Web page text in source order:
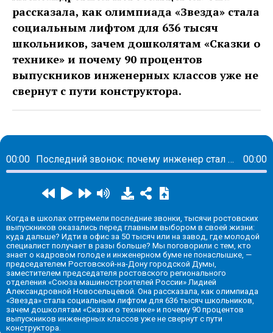
рассказала, как олимпиада «Звезда» стала
социальным лифтом для 636 тысяч
школьников, зачем дошколятам «Сказки о
технике» и почему 90 процентов
выпускников инженерных классов уже не
свернут с пути конструктора.
00:00 Последний звонок: почему инженер стал престижнее юриста? 00:00
Когда в школах отгремели последние звонки, тысячи ростовских
выпускников оказались перед главным выбором в своей жизни:
куда дальше? Идти в офис за 50 тысяч или на завод, где молодой
специалист получает в разы больше? Мы поговорили с тем, кто
знает о кадровом голоде и инженерном буме не понаслышке, —
председателем Ростовской-на-Дону городской Думы,
заместителем председателя ростовского регионального
отделения «Союза машиностроителей России» Лидией
Александровной Новосельцевой. Она рассказала, как олимпиада
«Звезда» стала социальным лифтом для 636 тысяч школьников,
зачем дошколятам «Сказки о технике» и почему 90 процентов
выпускников инженерных классов уже не свернут с пути
конструктора.